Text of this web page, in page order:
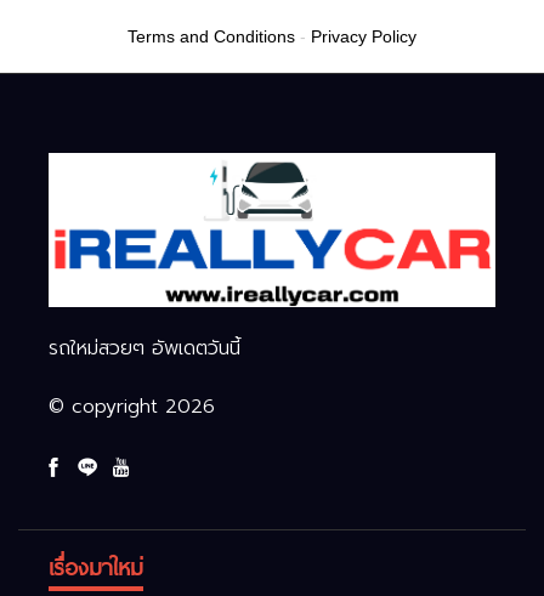
Terms and Conditions - Privacy Policy
รถใหม่สวยๆ อัพเดตวันนี้
© copyright 2026
เรื่องมาใหม่